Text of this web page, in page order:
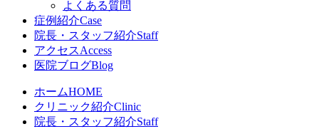
よくある質問
症例紹介Case
院長・スタッフ紹介Staff
アクセスAccess
医院ブログBlog
ホームHOME
クリニック紹介Clinic
院長・スタッフ紹介Staff